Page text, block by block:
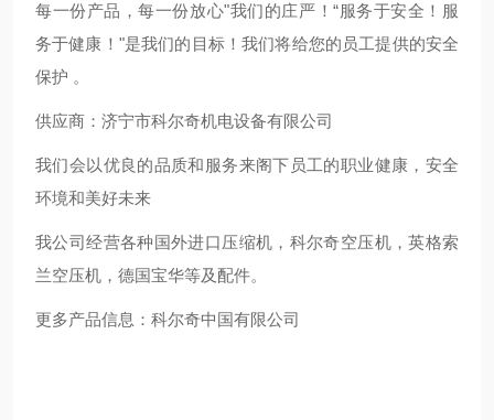
每一份产品，每一份放心"我们的庄严！“服务于安全！服
务于健康！"是我们的目标！我们将给您的员工提供的安全
保护 。
供应商：济宁市科尔奇机电设备有限公司
我们会以优良的品质和服务来阁下员工的职业健康，安全
环境和美好未来
我公司经营各种国外进口压缩机，科尔奇空压机，英格索
兰空压机，德国宝华等及配件。
更多产品信息：科尔奇中国有限公司